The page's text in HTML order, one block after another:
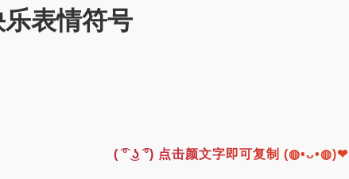
表情符号
( ͡° ͜ʖ ͡°) 点击颜文字即可复制 (◍•ᴗ•◍)❤